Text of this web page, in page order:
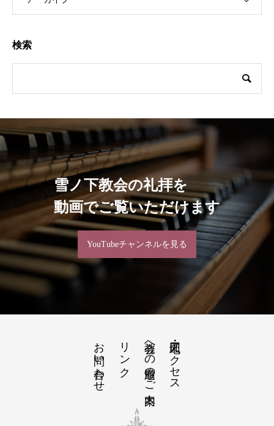
検索
雪ノ下教会の礼拝を
動画でご覧いただけます
YouTubeチャンネルを見る
地図・アクセス
教会への道順のご案内
リンク
お問い合わせ